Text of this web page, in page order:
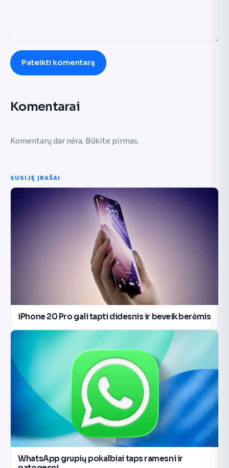
Pateikti komentarą
Komentarai
Komentarų dar nėra. Būkite pirmas.
SUSIJĘ ĮRAŠAI
iPhone 20 Pro gali tapti didesnis ir beveik berėmis
WhatsApp grupių pokalbiai taps ramesni ir